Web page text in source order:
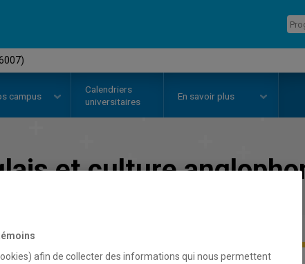
campus
Calendriers
universitaires
En savoir plus
et culture
afin de collecter des informations qui nous permettent